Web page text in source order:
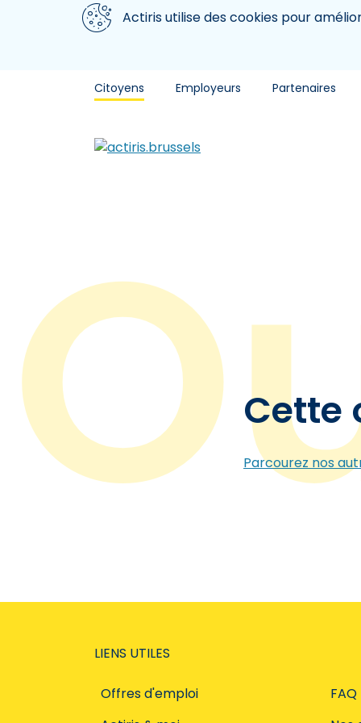
Aller au contenu principal
Nous utilisons des cookiesActiris utilise des cookies pour
Citoyens Employeurs Partenaires
Cette
Parcourez nos
LIENS UTILES
Offres d'emploi
FAQ